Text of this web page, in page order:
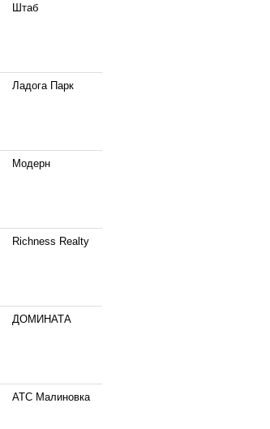
Штаб
Ладога Парк
Модерн
Richness Realty
ДОМИНАТА
АТС Малиновка